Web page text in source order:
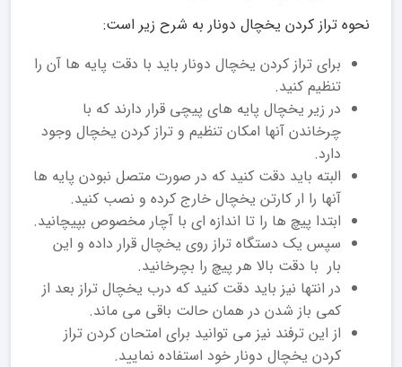
نحوه تراز کردن یخچال دونار به شرح زیر است:
برای تراز کردن یخچال دونار باید با دقت پایه ها آن را
تنظیم کنید.
در زیر یخچال پایه های پیچی قرار دارند که با
چرخاندن آنها امکان تنظیم و تراز کردن یخچال وجود
دارد.
البته باید دقت کنید که در صورت متصل نبودن پایه ها
آنها را ار کارتن یخچال خارج کرده و نصب کنید.
ابتدا پیچ ها را تا اندازه ای با آچار مخصوص بپیچانید.
سپس یک دستگاه تراز روی یخچال قرار داده و این
بار با دقت بالا هر پیچ را بچرخانید.
در انتها نیز باید دقت کنید که درب یخچال تراز بعد از
کمی باز شدن در همان حالت باقی می ماند.
از این ترفند نیز می توانید برای امتحان کردن تراز
کردن یخچال دونار خود استفاده نمایید.